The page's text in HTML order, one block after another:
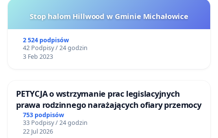
dr Zofia A. Brzozowska, Katedra Filologii
Słowiańskiej UŁ
dr hab. prof. UŁ Stanisław Goźdź-Roszkowski,
prof. dr hab. Georgi Minczew, Katedra Filologii
Słowiańskiej UŁ
dr hab. prof. UŁ Joanna Sowa, Katedra Filologii
Klasycznej UŁ
Stop halom Hillwood w Gminie Michałowice
2 524 podpisów
42 Podpisy / 24 godzin
3 Feb 2023
PETYCJA o wstrzymanie prac legislacyjnych
prawa rodzinnego narażających ofiary przemocy
753 podpisów
33 Podpisy / 24 godzin
22 Jul 2026